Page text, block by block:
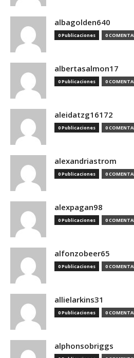
albagolden640
0 Publicaciones 0
albertasalmon17
0 Publicaciones 0
aleidatzg16172
0 Publicaciones 0
alexandriastrom
0 Publicaciones 0
alexpagan98
0 Publicaciones 0
alfonzobeer65
0 Publicaciones 0
allielarkins31
0 Publicaciones 0
alphonsobriggs